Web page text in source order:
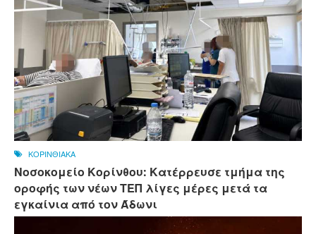
ΚΟΡΙΝΘΙΑΚΑ
Νοσοκομείο Κορίνθου: Κατέρρευσε τμήμα της
οροφής των νέων ΤΕΠ λίγες μέρες μετά τα
εγκαίνια από τον Άδωνι